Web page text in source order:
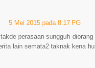
5 Mei 2015 pada 8:17 PG
perasaan sungguh
lain semata2 taknak kena